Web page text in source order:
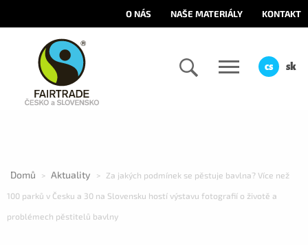
O NÁS NAŠE MATERIÁLY KONTAKT
cs sk
Domů > Aktuality > Za jakých podmínek se pěstuje bavlna? Více než
100 parků v Česku a 30 na Slovensku hostí výstavu fotografií o životě a
problémech pěstitelů bavlny